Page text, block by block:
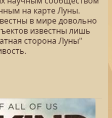
на карте Луны.
в мире довольно
известны лишь
сторона Луны"